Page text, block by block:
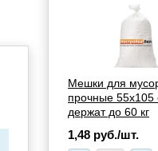
Мешки для
прочные 55х105
держат до 60 кг
1,48 руб./шт.